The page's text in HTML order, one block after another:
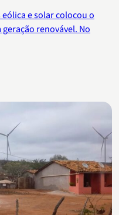
e solar colocou o
renovável. No